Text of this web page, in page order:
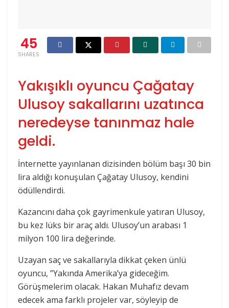
45
SHARES
Yakışıklı oyuncu Çağatay
Ulusoy sakallarını uzatınca
neredeyse tanınmaz hale
geldi.
İnternette yayınlanan dizisinden bölüm başı 30 bin
lira aldığı konuşulan Çağatay Ulusoy, kendini
ödüllendirdi.
Kazancını daha çok gayrimenkule yatıran Ulusoy,
bu kez lüks bir araç aldı. Ulusoy’un arabası 1
milyon 100 lira değerinde.
Uzayan saç ve sakallarıyla dikkat çeken ünlü
oyuncu, ”Yakında Amerika’ya gideceğim.
Görüşmelerim olacak. Hakan Muhafız devam
edecek ama farklı projeler var, söyleyip de